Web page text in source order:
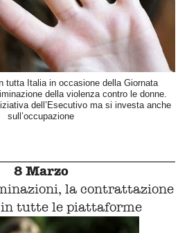
tutta Italia in occasione della Giornata
della violenza contro le donne.
dell’Esecutivo ma si investa anche
sull’occupazione
8 Marzo
la contrattazione
in tutte le piattaforme